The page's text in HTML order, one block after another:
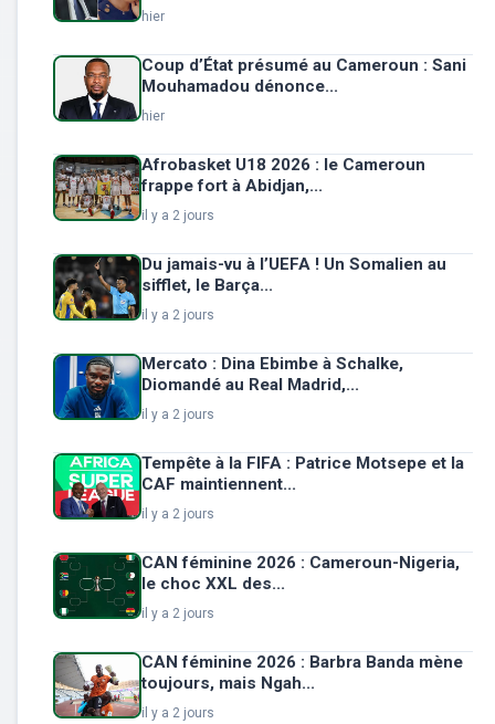
hier
Coup d’État présumé au Cameroun : Sani
Mouhamadou dénonce...
hier
Afrobasket U18 2026 : le Cameroun
frappe fort à Abidjan,...
il y a 2 jours
Du jamais-vu à l’UEFA ! Un Somalien au
sifflet, le Barça...
il y a 2 jours
Mercato : Dina Ebimbe à Schalke,
Diomandé au Real Madrid,...
il y a 2 jours
Tempête à la FIFA : Patrice Motsepe et la
CAF maintiennent...
il y a 2 jours
CAN féminine 2026 : Cameroun-Nigeria,
le choc XXL des...
il y a 2 jours
CAN féminine 2026 : Barbra Banda mène
toujours, mais Ngah...
il y a 2 jours